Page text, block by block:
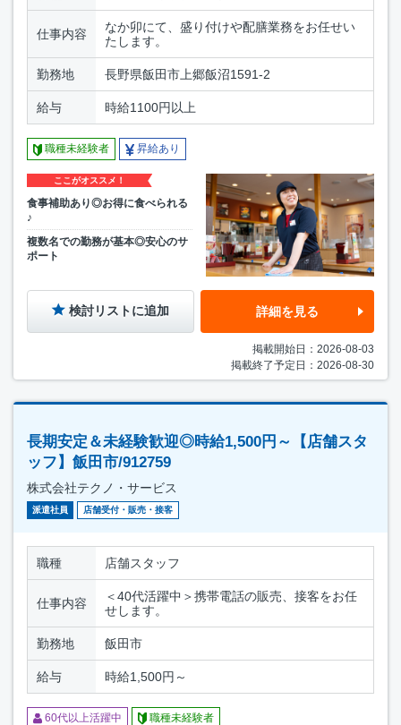
仕事内容
なか卯にて、盛り付けや配膳業務をお任せい
たします。
勤務地 長野県飯田市上郷飯沼1591-2
給与 時給1100円以上
職種未経験者 昇給あり
ここがオススメ！
食事補助あり◎お得に食べられる
♪
複数名での勤務が基本◎安心のサ
ポート
検討リストに追加 詳細を見る
掲載開始日：2026-08-03
掲載終了予定日：2026-08-30
長期安定＆未経験歓迎◎時給1,500円～【店舗スタ
ッフ】飯田市/912759
株式会社テクノ・サービス
派遣社員 店舗受付・販売・接客
職種 店舗スタッフ
仕事内容
＜40代活躍中＞携帯電話の販売、接客をお任
せします。
勤務地 飯田市
給与 時給1,500円～
60代以上活躍中 職種未経験者